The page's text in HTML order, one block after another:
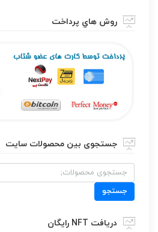
روش هاي پرداخت
جستجوی بین محصولات سایت
جستجو
برای:
جستجو
دریافت NFT رایگان